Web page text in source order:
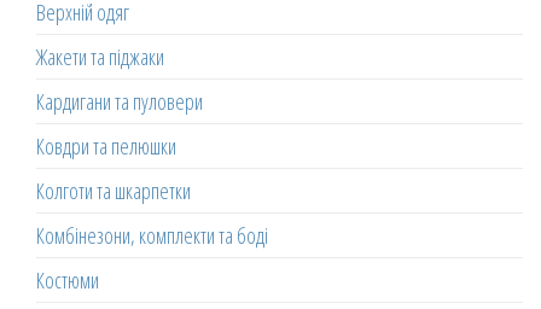
Верхній одяг
Жакети та піджаки
Кардигани та пуловери
Ковдри та пелюшки
Колготи та шкарпетки
Комбінезони, комплекти та боді
Костюми